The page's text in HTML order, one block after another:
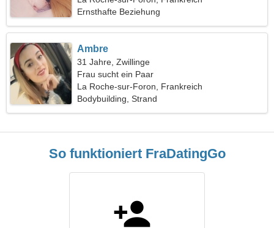
Ernsthafte Beziehung
Ambre
31 Jahre, Zwillinge
Frau sucht ein Paar
La Roche-sur-Foron, Frankreich
Bodybuilding, Strand
So funktioniert FraDatingGo